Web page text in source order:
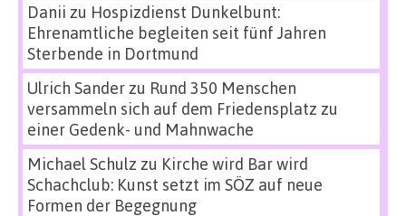
Danii zu Hospizdienst Dunkelbunt:
Ehrenamtliche begleiten seit fünf Jahren
Sterbende in Dortmund
Ulrich Sanderzu Rund 350 Menschen
versammeln sich auf dem Friedensplatz zu
einer Gedenk- und Mahnwache
Michael Schulz zu Kirche wird Bar wird
Schachclub: Kunst setzt im SÖZ auf neue
Formen der Begegnung